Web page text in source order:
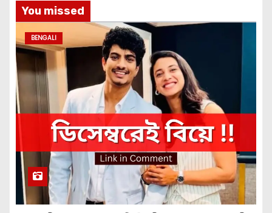
You missed
BENGALI